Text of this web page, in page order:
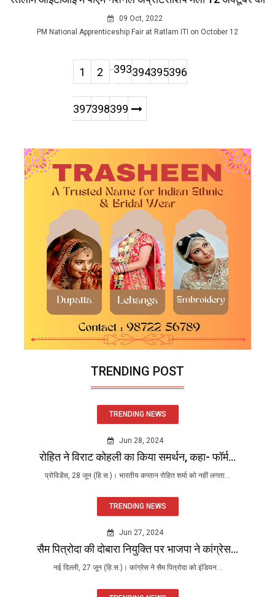
09 Oct, 2022
PM National Apprenticeship Fair at Ratlam ITI on October 12
1 2 ..393394395396
397398399
TRENDING POST
TRENDING NEWS
Jun 28, 2024
रोहित ने विराट कोहली का किया समर्थन, कहा- फॉर्म...
प्रोविडेंस, 28 जून (हि.स.)। भारतीय कप्तान रोहित शर्मा को नहीं लगता...
TRENDING NEWS
Jun 27, 2024
सैम पित्रोदा की दोबारा नियुक्ति पर भाजपा ने कांग्रेस...
नई दिल्ली, 27 जून (हि.स.)। कांग्रेस ने सैम पित्रोदा को इंडियन...